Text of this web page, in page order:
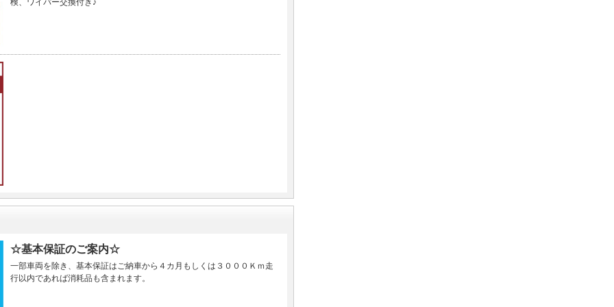
検、ワイパー交換付き♪
☆基本保証のご案内☆
一部車両を除き、基本保証はご納車から４カ月もしくは３０００Ｋｍ走
行以内であれば消耗品も含まれます。